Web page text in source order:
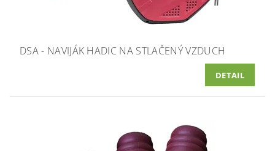
DSA - NAVIJÁK HADIC NA STLAČENÝ VZDUCH
DETAIL